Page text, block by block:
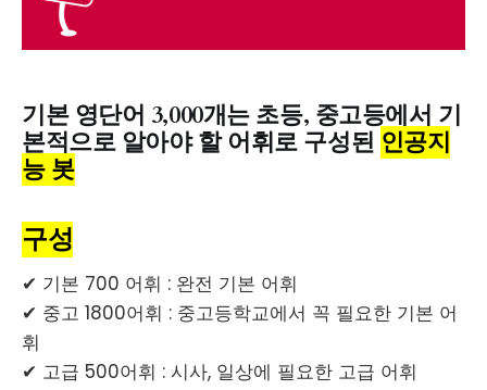
기본 영단어 3,000개는 초등, 중고등에서 기
본적으로 알아야 할 어휘로 구성된 인공지
능 봇
구성
✔ 기본 700 어휘 : 완전 기본 어휘
✔ 중고 1800어휘 : 중고등학교에서 꼭 필요한 기본 어
휘
✔ 고급 500어휘 : 시사, 일상에 필요한 고급 어휘